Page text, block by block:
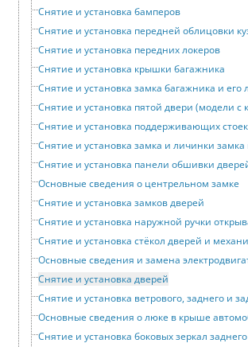
Снятие и установка бамперов
Снятие и установка передней облицовки
Снятие и установка передних локеров
Снятие и установка крышки багажника
Снятие и установка замка багажника и его
Снятие и установка пятой двери (модели с
Снятие и установка поддерживающих
Снятие и установка панели обшивки
Основные сведения о центрельном замке
Снятие и установка замков дверей
Снятие и установка дверей
Снятие и установка ветрового, заднего и
Основные сведения о люке в крыше
Снятие и установка боковых зеркал